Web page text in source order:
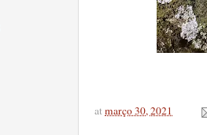
atmarço 30, 2021